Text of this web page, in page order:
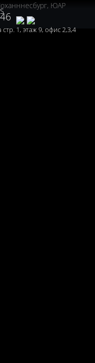
1, этаж 9, офис 2,3,4